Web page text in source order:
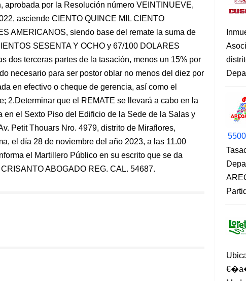
aprobada por la Resolución número VEINTINUEVE,
asciende CIENTO QUINCE MIL CIENTO
AMERICANOS, siendo base del remate la suma de
SESENTA Y OCHO y 67/100 DOLARES
dos terceras partes de la tasación, menos un 15% por
necesario para ser postor oblar no menos del diez por
en efectivo o cheque de gerencia, así como el
2.Determinar que el REMATE se llevará a cabo en la
en el Sexto Piso del Edificio de la Sede de la Salas y
Petit Thouars Nro. 4979, distrito de Miraflores,
el día 28 de noviembre del año 2023, a las 11.00
el Martillero Público en su escrito que se da
ABOGADO REG. CAL. 54687.